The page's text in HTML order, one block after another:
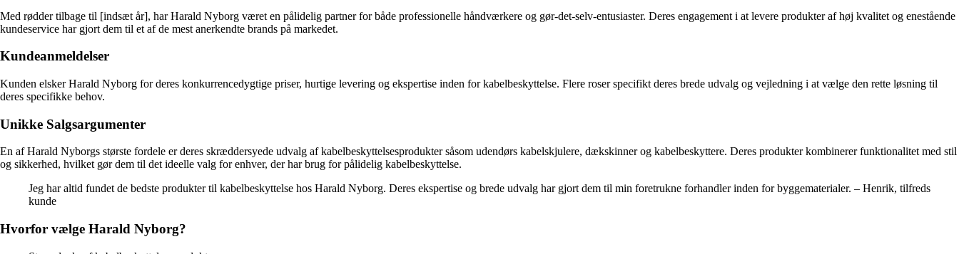
Med rødder tilbage til [indsæt år], har Harald Nyborg været en pålidelig partner for både professionelle håndværkere og gør-det-selv-entusiaster. Deres engagement i at levere produkter af høj kvalitet og enestående
kundeservice har gjort dem til et af de mest anerkendte brands på markedet.
Kundeanmeldelser
Kunden elsker Harald Nyborg for deres konkurrencedygtige priser, hurtige levering og ekspertise inden for kabelbeskyttelse. Flere roser specifikt deres brede udvalg og vejledning i at vælge den rette løsning til
deres specifikke behov.
Unikke Salgsargumenter
En af Harald Nyborgs største fordele er deres skræddersyede udvalg af kabelbeskyttelsesprodukter såsom udendørs kabelskjulere, dækskinner og kabelbeskyttere. Deres produkter kombinerer funktionalitet med stil
og sikkerhed, hvilket gør dem til det ideelle valg for enhver, der har brug for pålidelig kabelbeskyttelse.
Jeg har altid fundet de bedste produkter til kabelbeskyttelse hos Harald Nyborg. Deres ekspertise og brede udvalg har gjort dem til min foretrukne forhandler inden for byggematerialer. – Henrik, tilfreds
kunde
Hvorfor vælge Harald Nyborg?